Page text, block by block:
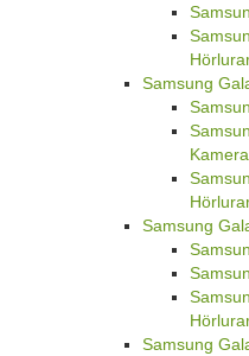
Samsung
Samsung
Samsung